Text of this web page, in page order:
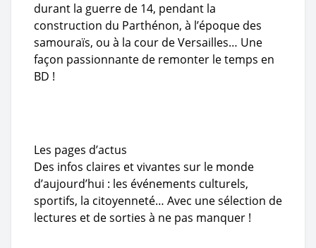
durant la guerre de 14, pendant la
construction du Parthénon, à l’époque des
samouraïs, ou à la cour de Versailles… Une
façon passionnante de remonter le temps en
BD !
Les pages d’actus
Des infos claires et vivantes sur le monde
d’aujourd’hui : les événements culturels,
sportifs, la citoyenneté… Avec une sélection de
lectures et de sorties à ne pas manquer !